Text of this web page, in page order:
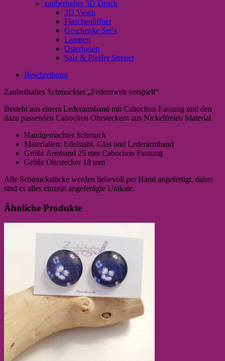
zauberhafter 3D Druck
3D Vasen
Flaschenöffner
Geschenke Set`s
Lampen
Osterhasen
Salz & Pfeffer Streuer
Beschreibung
Zauberhaftes Schmuckset „Federnwelt verspielt“
Besteht aus einem Lederarmband mit Cabochon Fassung und den
dazu passenden Cabochon Ohrsteckern aus Nickelfreien Material.
Handgemachter Schmuck
Materialien: Edelstahl, Glas und Lederarmband
Größe Armband 25 mm Cabochon Fassung
Größe Ohrstecker 18 mm
Alle Schmuckstücke werden liebevoll per Hand angefertigt, daher
sind es alles einzeln angefertigte Unikate.
Ähnliche Produkte